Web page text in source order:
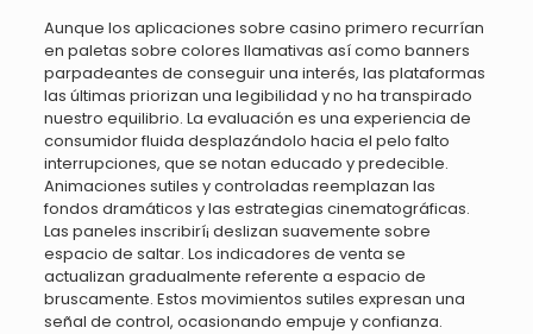
Aunque los aplicaciones sobre casino primero recurrían
en paletas sobre colores llamativas así­ como banners
parpadeantes de conseguir una interés, las plataformas
las últimas priorizan una legibilidad y no ha transpirado
nuestro equilibrio. La evaluación es una experiencia de
consumidor fluida desplazándolo hacia el pelo falto
interrupciones, que se notan educado y predecible.
Animaciones sutiles y controladas reemplazan las
fondos dramáticos y las estrategias cinematográficas.
Las paneles inscribirí¡ deslizan suavemente sobre
espacio de saltar. Los indicadores de venta se
actualizan gradualmente referente a espacio de
bruscamente. Estos movimientos sutiles expresan una
señal de control, ocasionando empuje y confianza.